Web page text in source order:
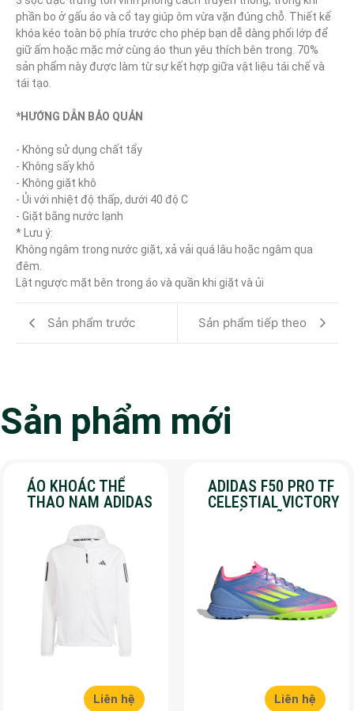
phần bo ở gấu áo và cổ tay giúp ôm vừa vặn đúng chỗ. Thiết kế
khóa kéo toàn bộ phía trước cho phép bạn dễ dàng phối lớp để
giữ ấm hoặc mặc mở cùng áo thun yêu thích bên trong. 70%
sản phẩm này được làm từ sự kết hợp giữa vật liệu tái chế và
tái tạo.
*HƯỚNG DẪN BẢO QUẢN
- Không sử dụng chất tẩy
- Không sấy khô
- Không giặt khô
- Ủi với nhiệt độ thấp, dưới 40 độ C
- Giặt bằng nước lạnh
* Lưu ý:
Không ngâm trong nước giặt, xả vải quá lâu hoặc ngâm qua
đêm.
Lật ngược mặt bên trong áo và quần khi giặt và ủi
Sản phẩm trước Sản phẩm tiếp theo
Sản phẩm mới
ÁO KHOÁC THỂ
THAO NAM ADIDAS
MÀU TRẮNG
Liên hệ
ADIDAS F50 PRO TF
CELESTIAL VICTORY
Liên hệ